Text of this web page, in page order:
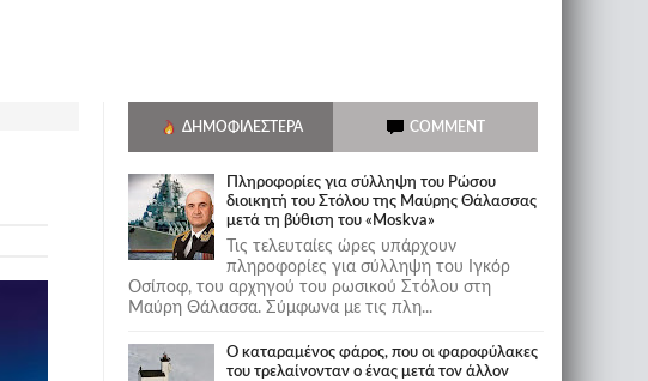
ΔΗΜΟΦΙΛΈΣΤΕΡΑ COMMENT
Πληροφορίες για σύλληψη του Ρώσου
διοικητή του Στόλου της Mαύρης Θάλασσας
μετά τη βύθιση του «Moskva»
Τις τελευταίες ώρες υπάρχουν
πληροφορίες για σύλληψη του Ιγκόρ
Οσίποφ, του αρχηγού του ρωσικού Στόλου στη
Μαύρη Θάλασσα. Σύμφωνα με τις πλη...
Ο καταραμένος φάρος, που οι φαροφύλακες
του τρελαίνονταν ο ένας μετά τον άλλον